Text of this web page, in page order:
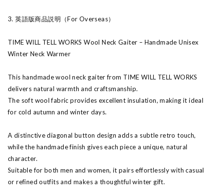
3. 英語版商品説明（For Overseas）
TIME WILL TELL WORKS Wool Neck Gaiter – Handmade Unisex
Winter Neck Warmer
This handmade wool neck gaiter from TIME WILL TELL WORKS
delivers natural warmth and craftsmanship.
The soft wool fabric provides excellent insulation, making it ideal
for cold autumn and winter days.
A distinctive diagonal button design adds a subtle retro touch,
while the handmade finish gives each piece a unique, natural
character.
Suitable for both men and women, it pairs effortlessly with casual
or refined outfits and makes a thoughtful winter gift.